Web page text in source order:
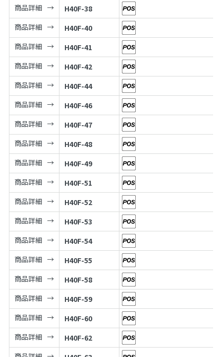
商品詳細
H40F-38
商品詳細
H40F-40
商品詳細
H40F-41
商品詳細
H40F-42
商品詳細
H40F-44
商品詳細
H40F-46
商品詳細
H40F-47
商品詳細
H40F-48
商品詳細
H40F-49
商品詳細
H40F-51
商品詳細
H40F-52
商品詳細
H40F-53
商品詳細
H40F-54
商品詳細
H40F-55
商品詳細
H40F-58
商品詳細
H40F-59
商品詳細
H40F-60
商品詳細
H40F-62